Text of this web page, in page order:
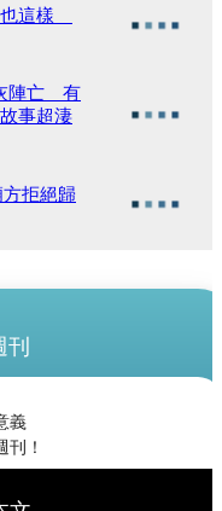
這樣
陣亡 有
事超淒
拒絕歸
刊
義
刊！